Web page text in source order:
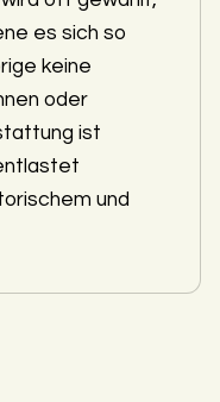
es sich so
keine
oder
ist
und